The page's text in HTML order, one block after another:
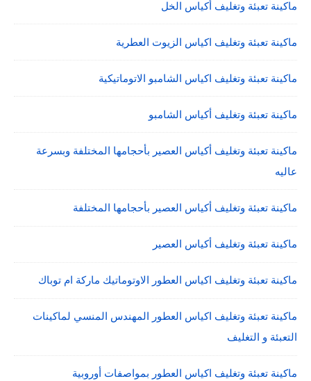
ماكينة تعبئة وتغليف أكياس الخل
ماكينة تعبئة وتغليف اكياس الزيوت العطرية
ماكينة تعبئة وتغليف اكياس الشامبو الاتوماتيكية
ماكينة تعبئة وتغليف أكياس الشامبو
ماكينة تعبئة وتغليف أكياس العصير بأحجامها المختلفة وبسرعة
عاليه
ماكينة تعبئة وتغليف أكياس العصير بأحجامها المختلفة
ماكينة تعبئة وتغليف أكياس العصير
ماكينة تعبئة وتغليف اكياس العطور الاوتوماتيك ماركة ام توباك
ماكينة تعبئة وتغليف اكياس العطور المهندس المنسي لماكينات
التعبئة و التغليف
ماكينة تعبئة وتغليف اكياس العطور بمواصفات أوروبية